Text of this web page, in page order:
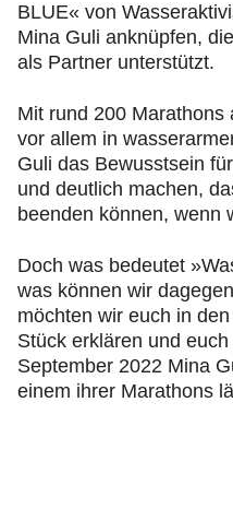
BLUE« von
Mina Guli anknüpfen,
als Partner unterstützt.
Mit rund 200 Marathons
vor allem in
Guli das Bewusstsein
und deutlich machen,
beenden können, wenn
Doch was bedeutet
was können wir
möchten wir euch in
Stück erklären und
September 2022 Mina
einem ihrer Marathons